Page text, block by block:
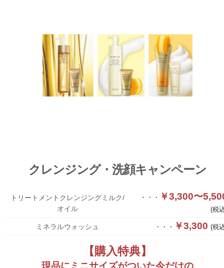
クレンジング・洗顔キャンペーン
トリートメントクレンジングミルク/
オイル
・・・ ￥3,300〜
(税
ミネラルウォッシュ ・・・ ￥3,300 (税
【購入特典】
現品にミニサイズがついた今だけの